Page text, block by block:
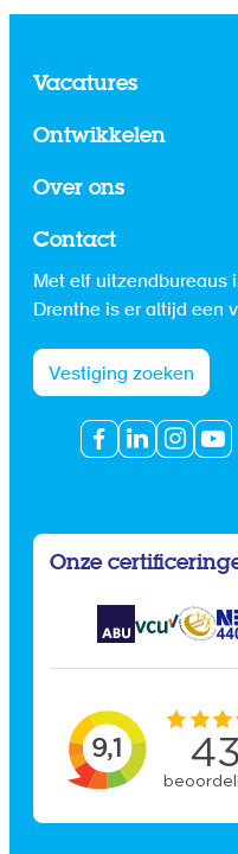
Vacatures
Ontwikkelen
Over ons
Contact
Met elf uitzendbureaus
Drenthe is er altijd een
Vestiging zoeken
Onze